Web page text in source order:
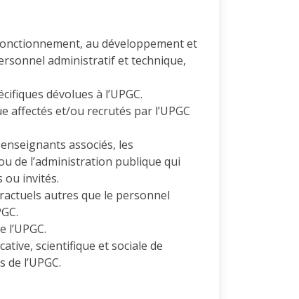
au développement et
administratif et technique,
dévolues à l’UPGC.
et/ou recrutés par l’UPGC
associés, les
de l’administration publique qui
ou invités.
autres que le personnel
scientifique et sociale de
l’UPGC.